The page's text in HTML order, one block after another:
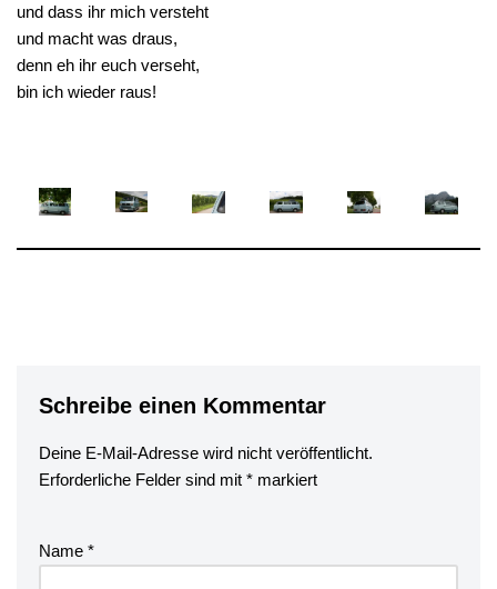
und dass ihr mich versteht
und macht was draus,
denn eh ihr euch verseht,
bin ich wieder raus!
Schreibe einen Kommentar
Deine E-Mail-Adresse wird nicht veröffentlicht.
Erforderliche Felder sind mit * markiert
Name *